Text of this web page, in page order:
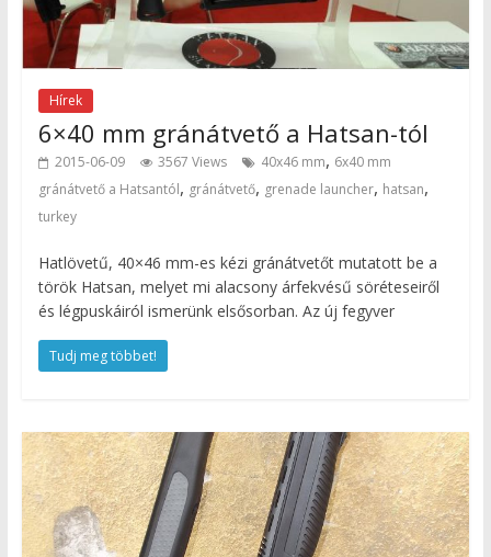
Hírek
6×40 mm gránátvető a Hatsan-tól
2015-06-09 3567 Views 40x46 mm, 6x40 mm
gránátvető a Hatsantól, gránátvető, grenade launcher, hatsan,
turkey
Hatlövetű, 40×46 mm-es kézi gránátvetőt mutatott be a
török Hatsan, melyet mi alacsony árfekvésű söréteseiről
és légpuskáiról ismerünk elsősorban. Az új fegyver
Tudj meg többet!